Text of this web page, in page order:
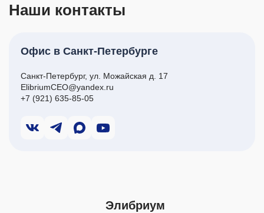
Наши контакты
Офис в Санкт-Петербурге
Санкт-Петербург, ул. Можайская д. 17
ElibriumCEO@yandex.ru
+7 (921) 635-85-05
Элибриум